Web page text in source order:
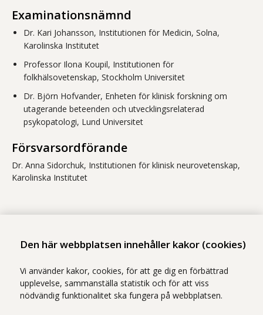
Den här webbplatsen innehåller kakor (cookies)
Vi använder kakor, cookies, för att ge dig en förbättrad
upplevelse, sammanställa statistik och för att viss
nödvändig funktionalitet ska fungera på webbplatsen.
Examinationsnämnd
Dr. Kari Johansson, Institutionen för Medicin, Solna,
Karolinska Institutet
Professor Ilona Koupil, Institutionen för
folkhälsovetenskap, Stockholm Universitet
Dr. Björn Hofvander, Enheten för klinisk forskning om
utagerande beteenden och utvecklingsrelaterad
psykopatologi, Lund Universitet
Försvarsordförande
Dr. Anna Sidorchuk, Institutionen för klinisk neurovetenskap,
Karolinska Institutet
- Klicka för att öppna delningsalternativ.
För forskare